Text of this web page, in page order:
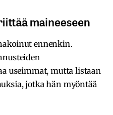
maineeseen
ennenkin.
useimmat, mutta listaan
jotka hän myöntää